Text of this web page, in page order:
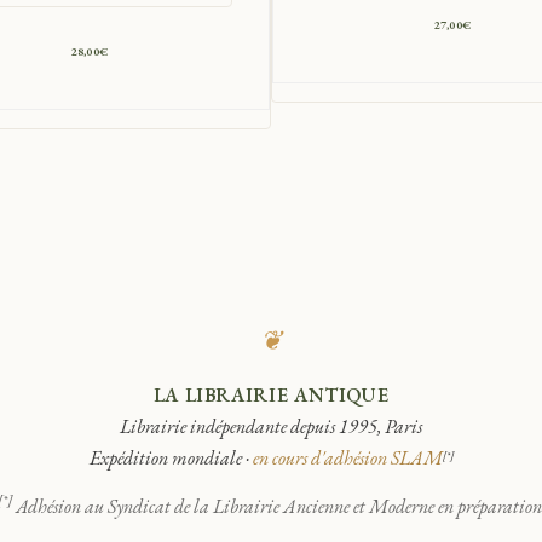
28,00€
27,00€
❦
LA LIBRAIRIE ANTIQUE
Librairie indépendante depuis 1995, Paris
Expédition mondiale ·en cours d'adhésion SLAM[*]
Adhésion au Syndicat de la Librairie Ancienne et Moderne en